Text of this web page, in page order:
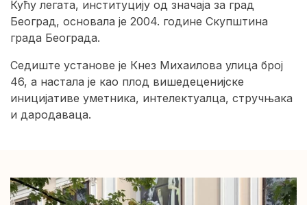
Кућу легата, институцију од значаја за град
Београд, основала је 2004. године Скупштина
града Београда.
Седиште установе је Кнез Михаилова улица број
46, а настала је као плод вишедеценијске
иницијативе уметника, интелектуалца, стручњака
и дародаваца.